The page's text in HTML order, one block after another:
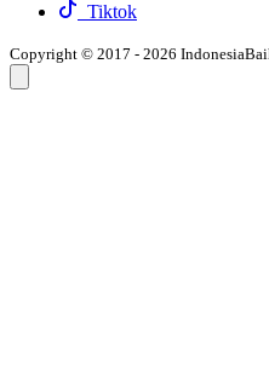
Tiktok
Copyright © 2017 - 2026